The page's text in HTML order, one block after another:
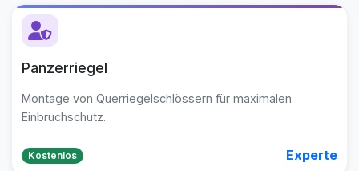
Panzerriegel
Montage von Querriegelschlössern für maximalen
Einbruchschutz.
Kostenlos Experte